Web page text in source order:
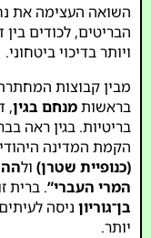
השואה העצימה את
הבריטים, לכודים בין
ויותר בדיכוי ביטחוני.
מבין קבוצות
בראשותמנחם בגין,
בריטיות. בגין ראה
הקמת המדינה היהודית. ב־1945–46
(כנופיית שטרן) ול
המרי העברי”. ברית
בן־גוריון ניסה
יותר.